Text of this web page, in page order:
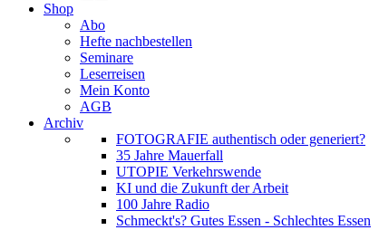
Shop
Abo
Hefte nachbestellen
Seminare
Leserreisen
Mein Konto
AGB
Archiv
FOTOGRAFIE authentisch oder generiert?
35 Jahre Mauerfall
UTOPIE Verkehrswende
KI und die Zukunft der Arbeit
100 Jahre Radio
Schmeckt's? Gutes Essen - Schlechtes Essen